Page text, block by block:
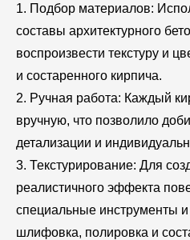
1. Подбор материалов:
составы архитектурного
воспроизвести текстуру и
и состаренного кирпича.
2. Ручная работа: Каждый
вручную, что позволило
детализации и
3. Текстурирование: Для
реалистичного эффекта
специальные инструменты и
шлифовка, полировка и